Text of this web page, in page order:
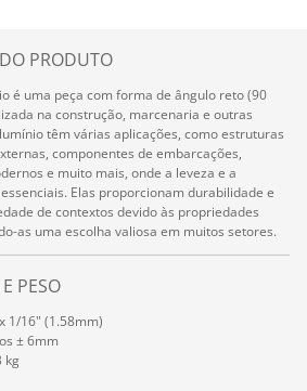
PRODUTO
é uma peça com forma de ângulo reto (90
na construção, marcenaria e outras
têm várias aplicações, como estruturas
componentes de embarcações,
e muito mais, onde a leveza e a
Elas proporcionam durabilidade e
de contextos devido às propriedades
as uma escolha valiosa em muitos setores.
PESO
1/16" (1.58mm)
± 6mm
kg